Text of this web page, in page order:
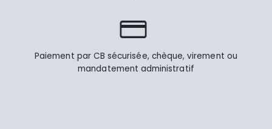
Paiement par CB sécurisée, chèque, virement ou
mandatement administratif